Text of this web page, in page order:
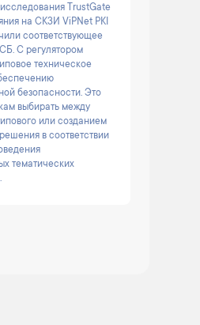
TrustGate
на СКЗИ ViPNet PKI
соответствующее
С регулятором
техническое
безопасности. Это
выбирать между
или созданием
в соответствии
тематических